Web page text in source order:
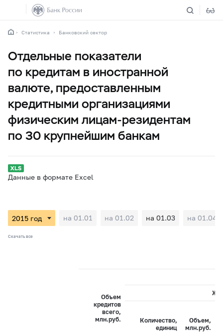
Статистика Банковский сектор
Отдельные показатели
по кредитам в иностранной
валюте, предоставленным
кредитными организациями
физическим лицам-резидентам
по 30 крупнейшим банкам
Данные в формате Excel
на 01.01 на 01.02 на 01.03 на 01.04
Скачать все
Объем
кредитов
всего,
млн.руб.
Количество,
единиц
Объем,
млн.руб.